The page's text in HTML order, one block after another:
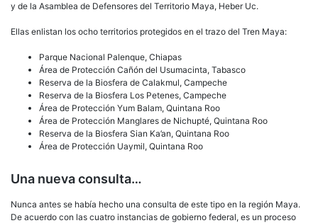
y de la Asamblea de Defensores del Territorio Maya, Heber Uc.
Ellas enlistan los ocho territorios protegidos en el trazo del Tren Maya:
Parque Nacional Palenque, Chiapas
Área de Protección Cañón del Usumacinta, Tabasco
Reserva de la Biosfera de Calakmul, Campeche
Reserva de la Biosfera Los Petenes, Campeche
Área de Protección Yum Balam, Quintana Roo
Área de Protección Manglares de Nichupté, Quintana Roo
Reserva de la Biosfera Sian Ka’an, Quintana Roo
Área de Protección Uaymil, Quintana Roo
Una nueva consulta…
Nunca antes se había hecho una consulta de este tipo en la región Maya.
De acuerdo con las cuatro instancias de gobierno federal, es un proceso